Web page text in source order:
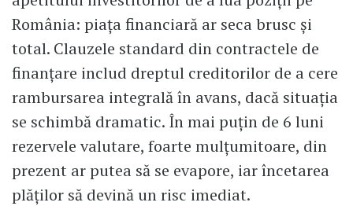
România: piața financiară ar seca brusc și
total. Clauzele standard din contractele de
finanțare includ dreptul creditorilor de a cere
rambursarea integrală în avans, dacă situația
se schimbă dramatic. În mai puțin de 6 luni
rezervele valutare, foarte mulțumitoare, din
prezent ar putea să se evapore, iar încetarea
plăților să devină un risc imediat.